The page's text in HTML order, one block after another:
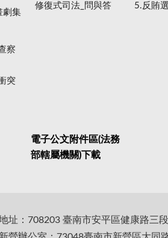
劇集
察
突
修復式司法_問與答 5.反賄
電子公文附件區(法務
部轄屬機關)下載
址：708203 臺南市安平區健康路三